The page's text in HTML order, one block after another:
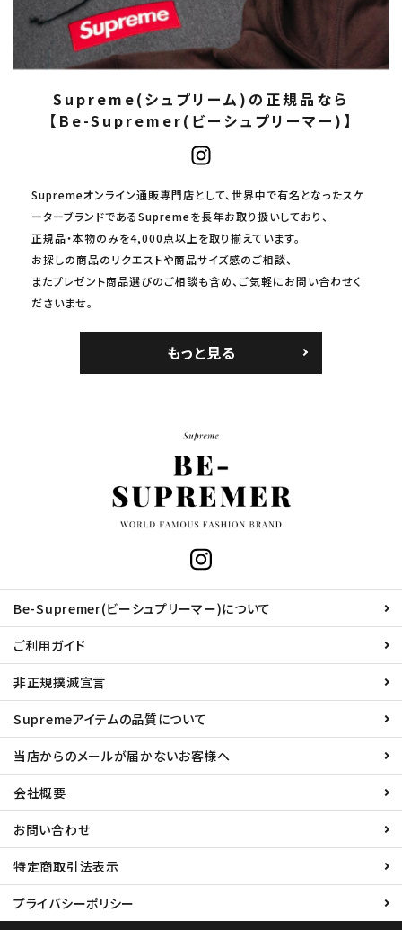
Supreme(シュプリーム)の正規品なら
【Be-Supremer(ビーシュプリーマー)】
Supremeオンライン通販専門店として、世界中で有名となったスケ
ーターブランドであるSupremeを長年お取り扱いしており、
正規品・本物のみを4,000点以上を取り揃えています。
お探しの商品のリクエストや商品サイズ感のご相談、
またプレゼント商品選びのご相談も含め、ご気軽にお問い合わせく
ださいませ。
もっと見る
Be-Supremer(ビーシュプリーマー)について
ご利用ガイド
非正規撲滅宣言
Supremeアイテムの品質について
当店からのメールが届かないお客様へ
会社概要
お問い合わせ
特定商取引法表示
プライバシーポリシー